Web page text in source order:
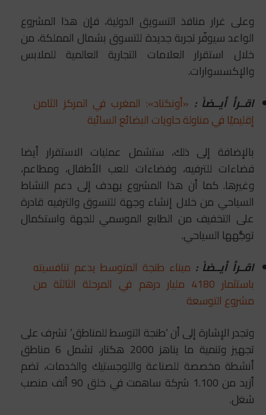
وعلى غرار منافذ التسويق الدولية، فإن هذا المشروع
الواعد سيوفّر تجربة جديدة للتسوق بشمال المملكة، من
خلال استقرار العلامات التجارية العالمية للملابس
والإكسسوارات.
اقــرأ أيــضاً : «أونكتاد»: المغرب في المركز الثامن
إقليميًا في مناولة حاويات البضائع السائبة
بالإضافة إلى ذلك، ستشمل عمليات الاستقرار أيضا
فضاءات للترفيه، وفضاءات للعب الأطفال، ومطاعم،
وغيرها. كما أن هذا المشروع يهدف إلى دعم النشاط
السياحي من خلال إنشاء وجهة للتسوق والترفيه قادرة
على التخفيف من الطابع الموسمي للجهة واستكمال
توجُّهها السياحي.
اقــرأ أيــضاً : ميناء طنجة المتوسط يدعم تنافسيته
باستثمار 4180 مليار درهم في المرحلة الثالثة من
مشروع التوسعة
وتجدر الإشارة إلى أن ‘طنجة التوسط للمناطق’ تشرف على
تجهيز وتنمية ما يناهز 2000 هكتار، تشمل 6 مناطق
أنشطة مخصصة للصناعة واللوجستيك والخدمات، تضم
أزيد من 1.100 شركة ساهمت في خلق 90 ألف منصب
شغل.